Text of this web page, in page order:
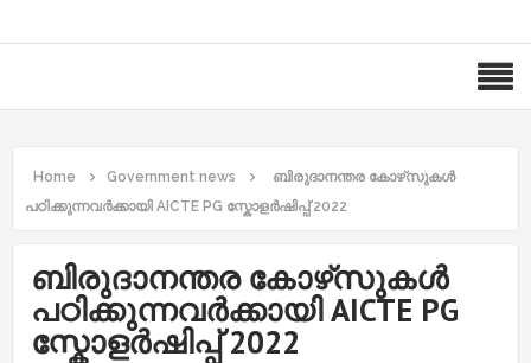
Home Government news
ബിരുദാനന്തര കോഴ്‌സുകൾ
പഠിക്കുന്നവർക്കായി AICTE PG സ്കോളർഷിപ്പ് 2022
ബിരുദാനന്തര കോഴ്‌സുകൾ
പഠിക്കുന്നവർക്കായി AICTE PG
സ്കോളർഷിപ്പ് 2022